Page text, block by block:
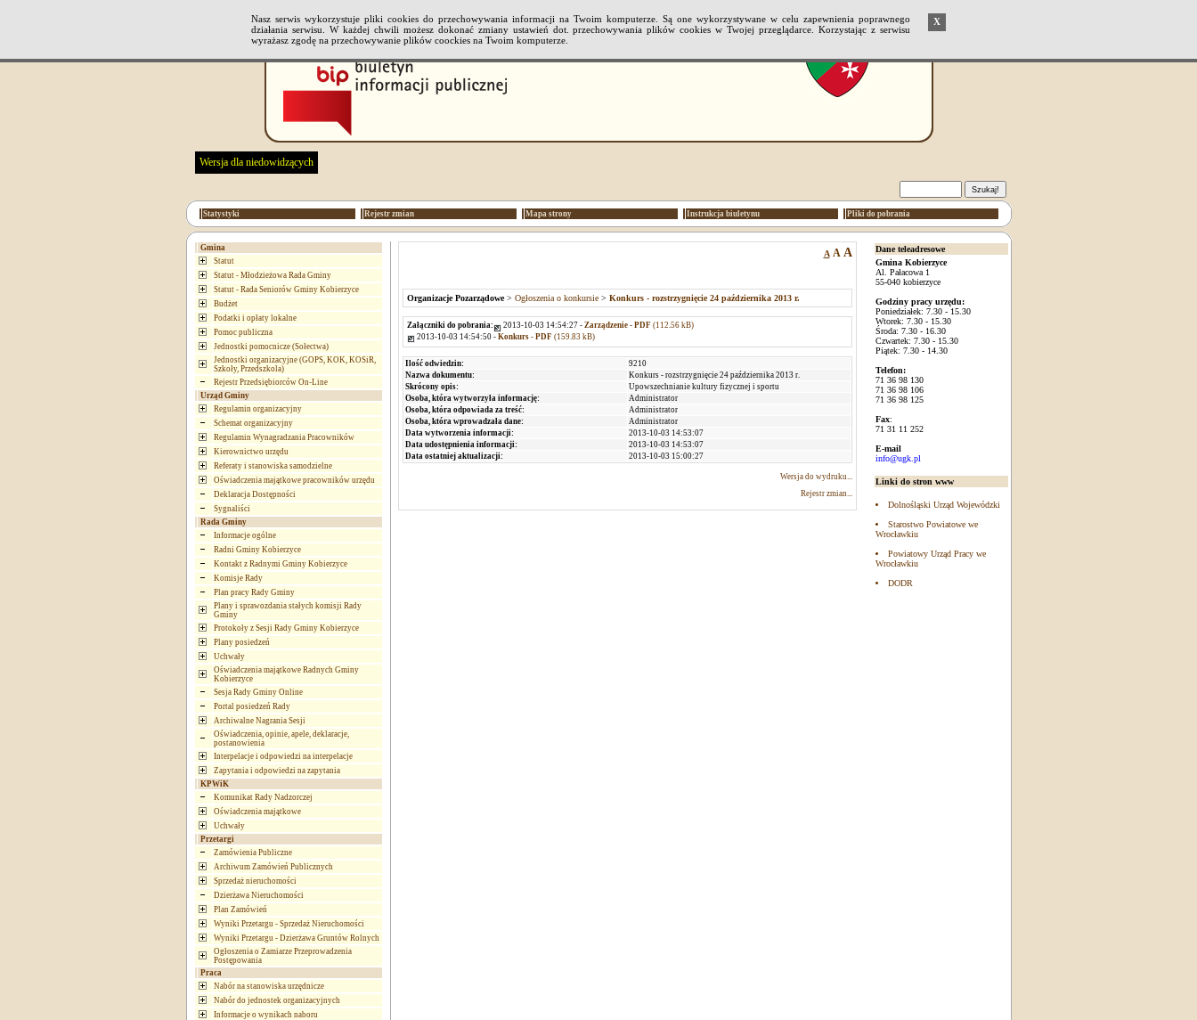
Nasz serwis wykorzystuje pliki cookies do przechowywania informacji na Twoim komputerze. Są one wykorzystywane w celu zapewnienia poprawnego
działania serwisu. W każdej chwili możesz dokonać zmiany ustawień dot. przechowywania plików cookies w Twojej przeglądarce. Korzystając z serwisu
wyrażasz zgodę na przechowywanie plików coockies na Twoim komputerze.
X
Wersja dla niedowidzących
Statystyki Rejestr zmian Mapa strony Instrukcja biuletynu Pliki do pobrania
Gmina
Statut
Statut - Młodzieżowa Rada Gminy
Statut - Rada Seniorów Gminy Kobierzyce
Budżet
Podatki i opłaty lokalne
Pomoc publiczna
Jednostki pomocnicze (Sołectwa)
Jednostki organizacyjne (GOPS, KOK, KOSiR,
Szkoły, Przedszkola)
Rejestr Przedsiębiorców On-Line
Urząd Gminy
Regulamin organizacyjny
Schemat organizacyjny
Regulamin Wynagradzania Pracowników
Kierownictwo urzędu
Referaty i stanowiska samodzielne
Oświadczenia majątkowe pracowników urzędu
Deklaracja Dostępności
Sygnaliści
Rada Gminy
Informacje ogólne
Radni Gminy Kobierzyce
Kontakt z Radnymi Gminy Kobierzyce
Komisje Rady
Plan pracy Rady Gminy
Plany i sprawozdania stałych komisji Rady
Gminy
Protokoły z Sesji Rady Gminy Kobierzyce
Plany posiedzeń
Uchwały
Oświadczenia majątkowe Radnych Gminy
Kobierzyce
Sesja Rady Gminy Online
Portal posiedzeń Rady
Archiwalne Nagrania Sesji
Oświadczenia, opinie, apele, deklaracje,
postanowienia
Interpelacje i odpowiedzi na interpelacje
Zapytania i odpowiedzi na zapytania
KPWiK
Komunikat Rady Nadzorczej
Oświadczenia majątkowe
Uchwały
Przetargi
Zamówienia Publiczne
Archiwum Zamówień Publicznych
Sprzedaż nieruchomości
Dzierżawa Nieruchomości
Plan Zamówień
Wyniki Przetargu - Sprzedaż Nieruchomości
Wyniki Przetargu - Dzierżawa Gruntów Rolnych
Ogłoszenia o Zamiarze Przeprowadzenia
Postępowania
Praca
Nabór na stanowiska urzędnicze
Nabór do jednostek organizacyjnych
Informacje o wynikach naboru
A A A
Organizacje Pozarządowe> Ogłoszenia o konkursie> Konkurs - rozstrzygnięcie 24 października 2013 r.
Załączniki do pobrania: 2013-10-03 14:54:27 - Zarządzenie - PDF (112.56 kB)
2013-10-03 14:54:50 - Konkurs - PDF (159.83 kB)
Ilość odwiedzin:
9210
Nazwa dokumentu:
Konkurs - rozstrzygnięcie 24 października 2013 r.
Skrócony opis:
Upowszechnianie kultury fizycznej i sportu
Osoba, która wytworzyła informację:
Administrator
Osoba, która odpowiada za treść:
Administrator
Osoba, która wprowadzała dane:
Administrator
Data wytworzenia informacji:
2013-10-03 14:53:07
Data udostępnienia informacji:
2013-10-03 14:53:07
Data ostatniej aktualizacji:
2013-10-03 15:00:27
Wersja do wydruku...
Rejestr zmian...
Dane teleadresowe
Gmina Kobierzyce
Al. Pałacowa 1
55-040 kobierzyce
Godziny pracy urzędu:
Poniedziałek: 7.30 - 15.30
Wtorek: 7.30 - 15.30
Środa: 7.30 - 16.30
Czwartek: 7.30 - 15.30
Piątek: 7.30 - 14.30
Telefon:
71 36 98 130
71 36 98 106
71 36 98 125
Fax:
71 31 11 252
E-mail
info@ugk.pl
Linki do stron www
Dolnośląski Urząd Wojewódzki
Starostwo Powiatowe we
Wrocławkiu
Powiatowy Urząd Pracy we
Wrocławkiu
DODR